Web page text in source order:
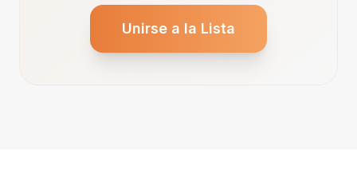
Unirse a la Lista